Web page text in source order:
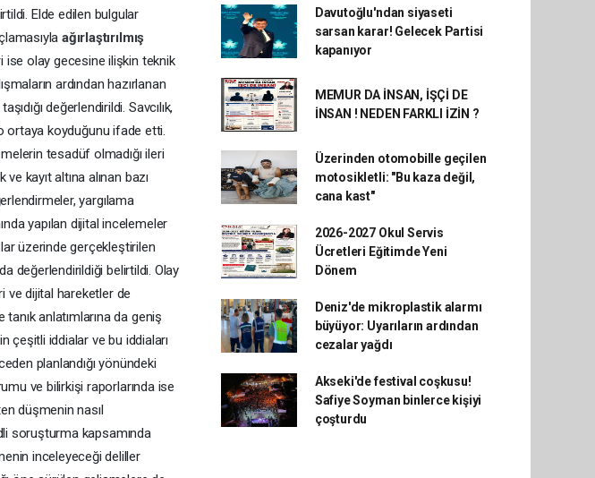
Elde edilen bulgular
ağırlaştırılmış
ise olay gecesine ilişkin teknik
ardından hazırlanan
değerlendirildi. Savcılık,
ortaya koyduğunu ifade etti.
tesadüf olmadığı ileri
kayıt altına alınan bazı
yargılama
yapılan dijital incelemeler
üzerinde gerçekleştirilen
değerlendirildiği belirtildi. Olay
ve dijital hareketler de
anlatımlarına da geniş
çeşitli iddialar ve bu iddiaları
planlandığı yönündeki
ve bilirkişi raporlarında ise
düşmenin nasıl
soruşturma kapsamında
inceleyeceği deliller
Davutoğlu'ndan siyaseti
sarsan karar! Gelecek Partisi
kapanıyor
MEMUR DA İNSAN, İŞÇİ DE
İNSAN ! NEDEN FARKLI İZİN ?
Üzerinden otomobille geçilen
motosikletli: "Bu kaza değil,
cana kast"
2026-2027 Okul Servis
Ücretleri Eğitimde Yeni
Dönem
Deniz'de mikroplastik alarmı
büyüyor: Uyarıların ardından
cezalar yağdı
Akseki'de festival coşkusu!
Safiye Soyman binlerce kişiyi
çoşturdu